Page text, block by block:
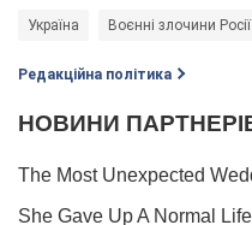
Україна Воєнні злочини Росії
Редакційна політика